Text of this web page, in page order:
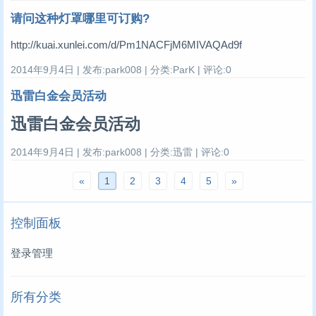
请问这种灯罩哪里可订购?
http://kuai.xunlei.com/d/Pm1NACFjM6MIVAQAd9f
2014年9月4日 | 发布:park008 | 分类:ParK | 评论:0
迅雷白金会员活动
迅雷白金会员活动
2014年9月4日 | 发布:park008 | 分类:迅雷 | 评论:0
« 1 2 3 4 5 »
控制面板
登录管理
所有分类